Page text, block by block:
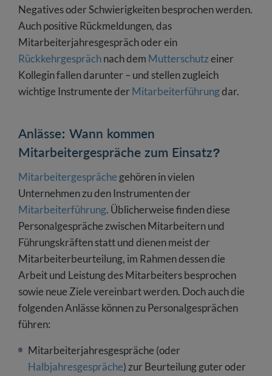
Negatives oder Schwierigkeiten besprochen werden.
Auch positive Rückmeldungen, das
Mitarbeiterjahresgespräch oder ein
Rückkehrgesprächnach dem Mutterschutzeiner
Kollegin fallen darunter – und stellen zugleich
wichtige Instrumente derMitarbeiterführungdar.
Anlässe: Wann kommen
Mitarbeitergespräche zum Einsatz?
Mitarbeitergespräche gehören in vielen
Unternehmen zu den Instrumenten der
Mitarbeiterführung. Üblicherweise finden diese
Personalgespräche zwischen Mitarbeitern und
Führungskräften statt und dienen meist der
Mitarbeiterbeurteilung, im Rahmen dessen die
Arbeit und Leistung des Mitarbeiters besprochen
sowie neue Ziele vereinbart werden. Doch auch die
folgenden Anlässe können zu Personalgesprächen
führen:
Mitarbeiterjahresgespräche (oder
Halbjahresgespräche) zur Beurteilung guter oder